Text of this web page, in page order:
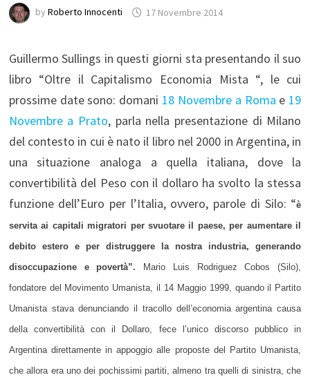
by Roberto Innocenti 17 Novembre 2014
Guillermo Sullings in questi giorni sta presentando il suo
libro “Oltre il Capitalismo Economia Mista “, le cui
prossime date sono: domani 18 Novembre a Roma e 19
Novembre a Prato, parla nella presentazione di Milano
del contesto in cui è nato il libro nel 2000 in Argentina, in
una situazione analoga a quella italiana, dove la
convertibilità del Peso con il dollaro ha svolto la stessa
funzione dell’Euro per l’Italia, ovvero, parole di Silo: “è
servita ai capitali migratori per svuotare il paese, per aumentare il
debito estero e per distruggere la nostra industria, generando
disoccupazione e povertà”.
Mario Luis Rodriguez Cobos (Silo),
fondatore del Movimento Umanista, il 14 Maggio 1999, quando il Partito
Umanista stava denunciando il tracollo dell’economia argentina causa
della convertibilità con il Dollaro, fece l’unico discorso pubblico in
Argentina direttamente in appoggio alle proposte del Partito Umanista,
che allora era uno dei pochissimi partiti, almeno tra quelli di sinistra, che